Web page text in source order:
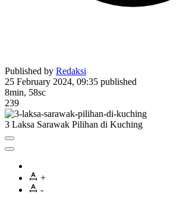
Published by Redaksi
25 February 2024, 09:35 published
8min, 58sc
239
3 Laksa Sarawak Pilihan di Kuching
+
-